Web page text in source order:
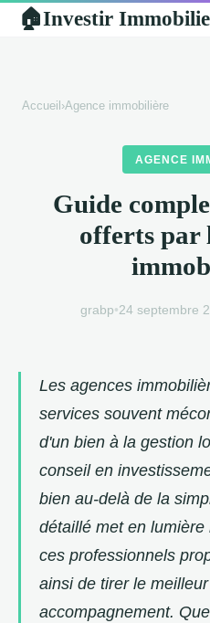
🏠Investir
Accueil ›Agence immobilière
AGENCE
Guide
offerts par
grabp•24 septembre
Les agences
services souvent
d'un bien à la gestion
conseil en
bien au-delà de la
détaillé met en
ces professionnels
ainsi de tirer le
accompagnement.